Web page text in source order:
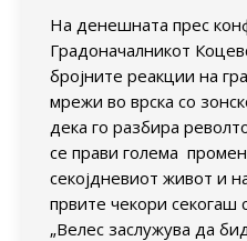
На денешната прес
Градоначалникот
бројните реакции на
мрежи во врска со
дека го разбира
се прави голема
секојдневиот живот и
првите чекори секогаш
„Велес заслужува да